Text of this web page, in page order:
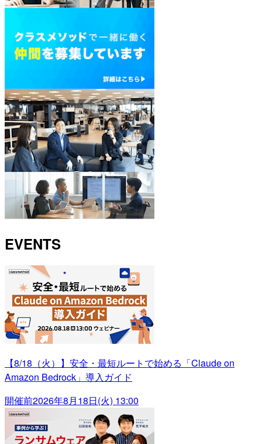
EVENTS
【8/18（火）】安全・最短ルートで始める「Claude on
Amazon Bedrock」導入ガイド
開催前2026年8月18日(火) 13:00